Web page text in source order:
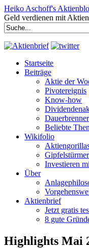
Heiko Aschoff's
Geld verdienen mit Aktien
Search
for:
Startseite
Beiträge
Aktie der
Pivotereignis
Know-how
Dauerbrenner
Beliebte
Wikifolio
Gipfelstürmer
Investieren
Über
Aktienbrief
Jetzt gratis
8 gute
Highlights Mai